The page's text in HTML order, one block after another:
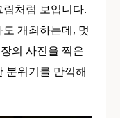
처럼 보입니다.
개최하는데, 멋
의 사진을 찍은
분위기를 만끽해